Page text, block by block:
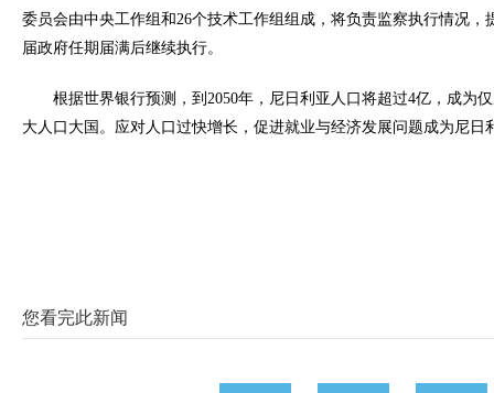
委员会由中央工作组和26个技术工作组组成，将负责监察执行情况，
届政府任期届满后继续执行。
根据世界银行预测，到2050年，尼日利亚人口将超过4亿，成为
大人口大国。应对人口过快增长，促进就业与经济发展问题成为尼日
您看完此新闻